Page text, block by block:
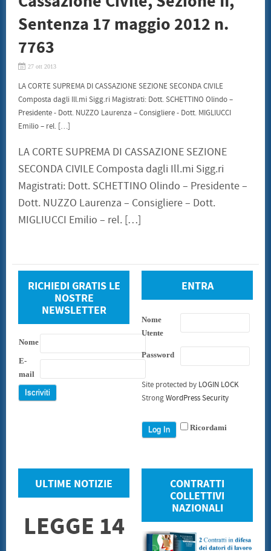
Sentenza 17 maggio 2012 n.
7763
27 ott 2013
LA CORTE SUPREMA DI CASSAZIONE SEZIONE SECONDA CIVILE
Composta dagli Ill.mi Sigg.ri Magistrati: Dott. SCHETTINO Olindo –
Presidente - Dott. NUZZO Laurenza – Consigliere - Dott. MIGLIUCCI
Emilio – rel. […]
LA CORTE SUPREMA DI CASSAZIONE SEZIONE
SECONDA CIVILE Composta dagli Ill.mi Sigg.ri
Magistrati: Dott. SCHETTINO Olindo – Presidente –
Dott. NUZZO Laurenza – Consigliere – Dott.
MIGLIUCCI Emilio – rel. […]
RICHIEDI GRATIS LE
NOSTRE
NEWSLETTER
Nome
E-
mail
ENTRA
Nome
Utente
Password
Site protected by LOGIN LOCK
StrongWordPress Security
Ricordami
ULTIME NOTIZIE
LEGGE 14
CONTRATTI
COLLETTIVI
NAZIONALI